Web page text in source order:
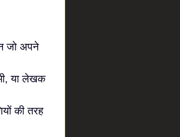
जो अपने
या लेखक
की तरह